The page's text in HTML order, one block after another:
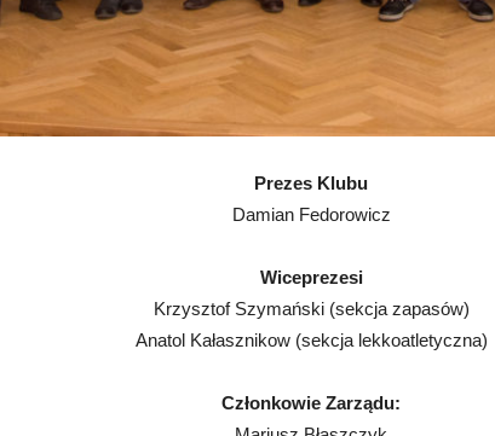
Prezes Klubu
Damian Fedorowicz
Wiceprezesi
Krzysztof Szymański (sekcja zapasów)
Anatol Kałasznikow (sekcja lekkoatletyczna)
Członkowie Zarządu: